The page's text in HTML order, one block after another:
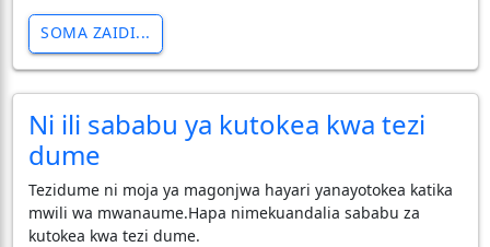
SOMA ZAIDI...
Ni ili sababu ya kutokea kwa tezi
dume
Tezidume ni moja ya magonjwa hayari yanayotokea katika
mwili wa mwanaume.Hapa nimekuandalia sababu za
kutokea kwa tezi dume.